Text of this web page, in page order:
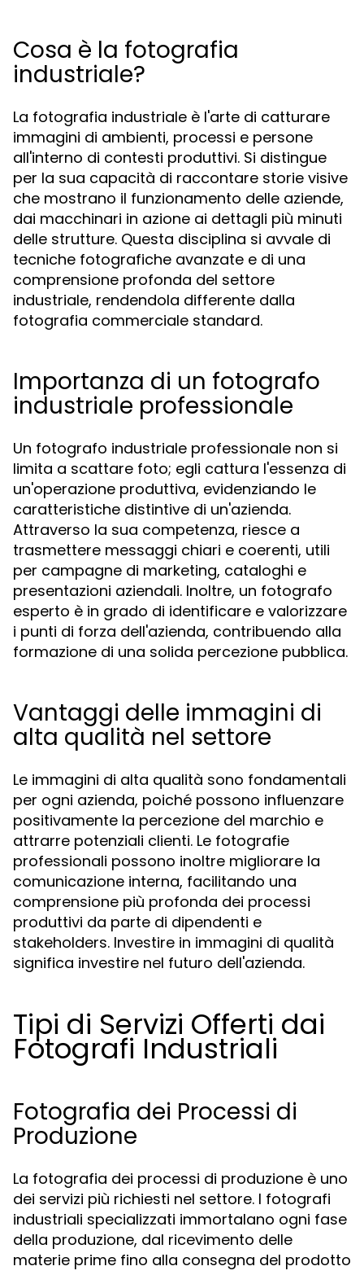
Cosa è la fotografia
industriale?
La fotografia industriale è l'arte di catturare
immagini di ambienti, processi e persone
all'interno di contesti produttivi. Si distingue
per la sua capacità di raccontare storie visive
che mostrano il funzionamento delle aziende,
dai macchinari in azione ai dettagli più minuti
delle strutture. Questa disciplina si avvale di
tecniche fotografiche avanzate e di una
comprensione profonda del settore
industriale, rendendola differente dalla
fotografia commerciale standard.
Importanza di un fotografo
industriale professionale
Un fotografo industriale professionale non si
limita a scattare foto; egli cattura l'essenza di
un'operazione produttiva, evidenziando le
caratteristiche distintive di un'azienda.
Attraverso la sua competenza, riesce a
trasmettere messaggi chiari e coerenti, utili
per campagne di marketing, cataloghi e
presentazioni aziendali. Inoltre, un fotografo
esperto è in grado di identificare e valorizzare
i punti di forza dell'azienda, contribuendo alla
formazione di una solida percezione pubblica.
Vantaggi delle immagini di
alta qualità nel settore
Le immagini di alta qualità sono fondamentali
per ogni azienda, poiché possono influenzare
positivamente la percezione del marchio e
attrarre potenziali clienti. Le fotografie
professionali possono inoltre migliorare la
comunicazione interna, facilitando una
comprensione più profonda dei processi
produttivi da parte di dipendenti e
stakeholders. Investire in immagini di qualità
significa investire nel futuro dell'azienda.
Tipi di Servizi Offerti dai
Fotografi Industriali
Fotografia dei Processi di
Produzione
La fotografia dei processi di produzione è uno
dei servizi più richiesti nel settore. I fotografi
industriali specializzati immortalano ogni fase
della produzione, dal ricevimento delle
materie prime fino alla consegna del prodotto